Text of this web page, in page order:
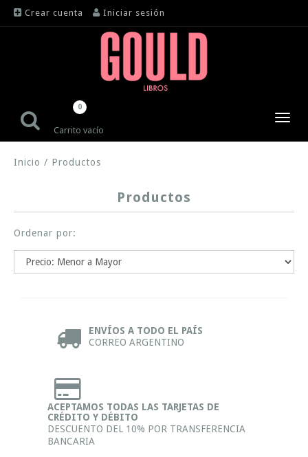
Crear cuenta Iniciar sesión
Carrito vacío
0
Inicio / Productos
Productos
Ordenar por:
ENVÍOS A TODO EL PAÍS
CORREO ARGENTINO
ACEPTAMOS TODAS LAS TARJETAS DE
CRÉDITO Y DÉBITO
DESCUENTO DEL 10% POR TRANSFERENCIA
BANCARIA